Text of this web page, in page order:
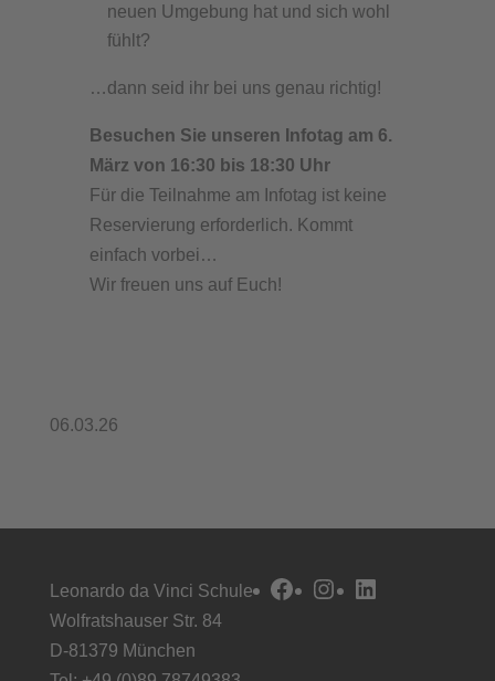
neuen Umgebung hat und sich wohl
fühlt?
…dann seid ihr bei uns genau richtig!
Besuchen Sie unseren Infotag am 6.
März von 16:30 bis 18:30 Uhr
Für die Teilnahme am Infotag ist keine
Reservierung erforderlich. Kommt
einfach vorbei…
Wir freuen uns auf Euch!
06.03.26
Leonardo da Vinci Schule
Wolfratshauser Str. 84
D-81379 München
Facebook
Instagram
LinkedIn